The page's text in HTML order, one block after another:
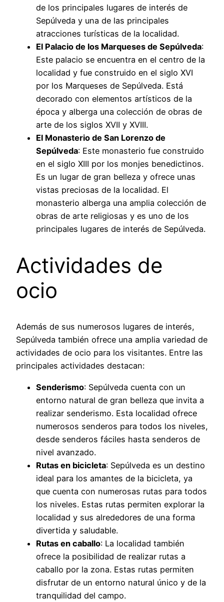
de los principales lugares de interés de
Sepúlveda y una de las principales
atracciones turísticas de la localidad.
El Palacio de los Marqueses de Sepúlveda:
Este palacio se encuentra en el centro de la
localidad y fue construido en el siglo XVI
por los Marqueses de Sepúlveda. Está
decorado con elementos artísticos de la
época y alberga una colección de obras de
arte de los siglos XVII y XVIII.
El Monasterio de San Lorenzo de
Sepúlveda: Este monasterio fue construido
en el siglo XIII por los monjes benedictinos.
Es un lugar de gran belleza y ofrece unas
vistas preciosas de la localidad. El
monasterio alberga una amplia colección de
obras de arte religiosas y es uno de los
principales lugares de interés de Sepúlveda.
Actividades de
ocio
Además de sus numerosos lugares de interés,
Sepúlveda también ofrece una amplia variedad de
actividades de ocio para los visitantes. Entre las
principales actividades destacan:
Senderismo: Sepúlveda cuenta con un
entorno natural de gran belleza que invita a
realizar senderismo. Esta localidad ofrece
numerosos senderos para todos los niveles,
desde senderos fáciles hasta senderos de
nivel avanzado.
Rutas en bicicleta: Sepúlveda es un destino
ideal para los amantes de la bicicleta, ya
que cuenta con numerosas rutas para todos
los niveles. Estas rutas permiten explorar la
localidad y sus alrededores de una forma
divertida y saludable.
Rutas en caballo: La localidad también
ofrece la posibilidad de realizar rutas a
caballo por la zona. Estas rutas permiten
disfrutar de un entorno natural único y de la
tranquilidad del campo.